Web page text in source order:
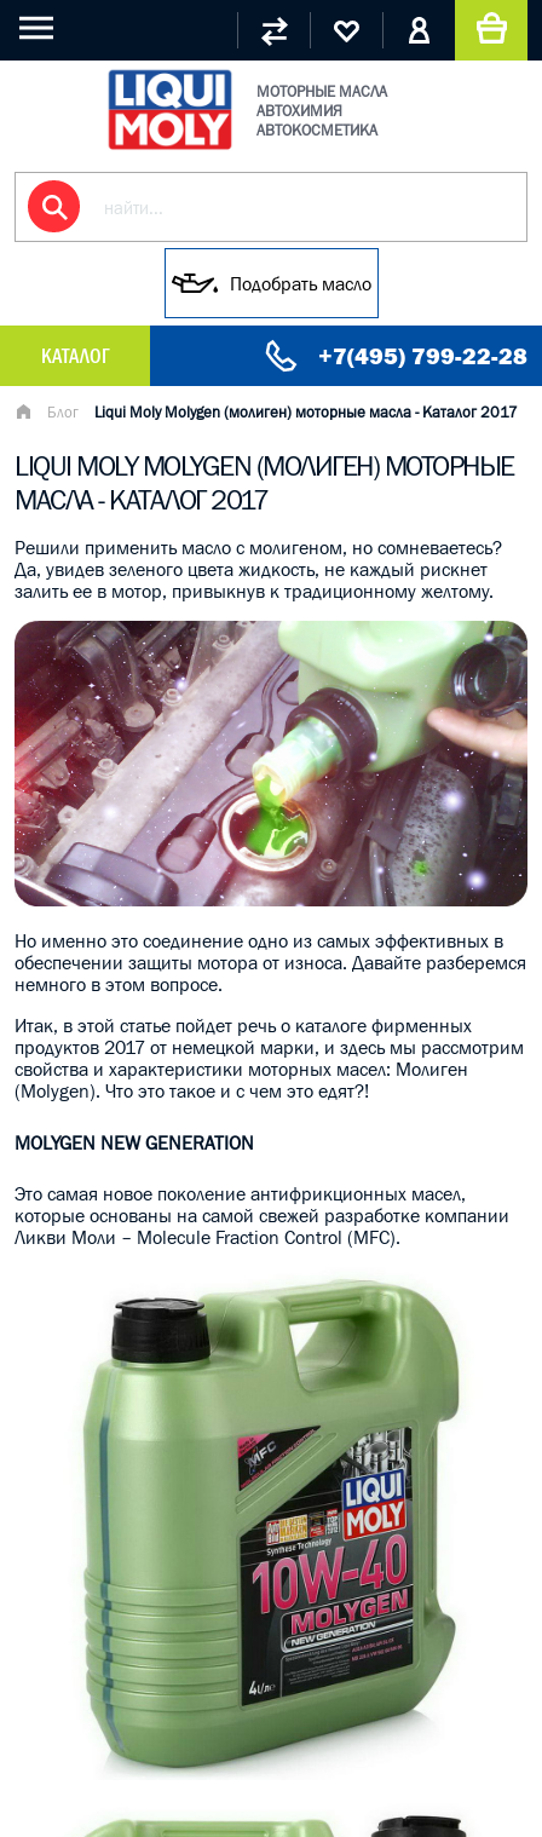
МОТОРНЫЕ МАСЛА
АВТОХИМИЯ
АВТОКОСМЕТИКА
Подобрать масло
КАТАЛОГ +7(495) 799-22-28
МАСЛО МОТОРНОЕ
ГРУЗОВЫЕ МАСЛА
МАСЛО В КОРОБКУ
КОНСИСТЕНТНАЯ СМАЗКА
БОЧКИ МАСЛА
ИНДУСТРИАЛЬНЫЕ МАСЛА
АНТИФРИЗЫ СПЕЦЖИДКОСТИ
ПРИСАДКИ АВТОХИМИЯ
АВТО КОСМЕТИКА
МОТО МАСЛА
ВСЕ БРЕНДЫ
Блог Liqui Moly Molygen (молиген) моторные масла - Каталог 2017
LIQUI MOLY MOLYGEN (МОЛИГЕН) МОТОРНЫЕ
МАСЛА - КАТАЛОГ 2017
Решили применить масло с молигеном, но сомневаетесь?
Да, увидев зеленого цвета жидкость, не каждый рискнет
залить ее в мотор, привыкнув к традиционному желтому.
Но именно это соединение одно из самых эффективных в
обеспечении защиты мотора от износа. Давайте разберемся
немного в этом вопросе.
Итак, в этой статье пойдет речь о каталоге фирменных
продуктов 2017 от немецкой марки, и здесь мы рассмотрим
свойства и характеристики моторных масел: Молиген
(Molygen). Что это такое и с чем это едят?!
MOLYGEN NEW GENERATION
Это самая новое поколение антифрикционных масел,
которые основаны на самой свежей разработке компании
Ликви Моли – Molecule Fraction Control (MFC).